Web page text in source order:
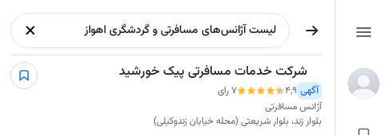
شرکت خدمات مسافرتی پیک خورشید
آگهی 4,9
7 رای
آژانس مسافرتی
بلوار زند، بلوار شریعتی (محله خیابان زندوکیلی)